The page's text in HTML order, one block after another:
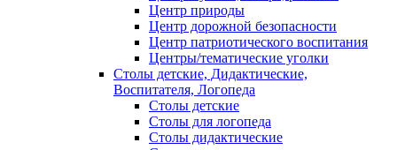
Центр природы
Центр дорожной безопасности
Центр патриотического воспитания
Центры/тематические уголки
Столы детские, Дидактические,
Воспитателя, Логопеда
Столы детские
Столы для логопеда
Столы дидактические